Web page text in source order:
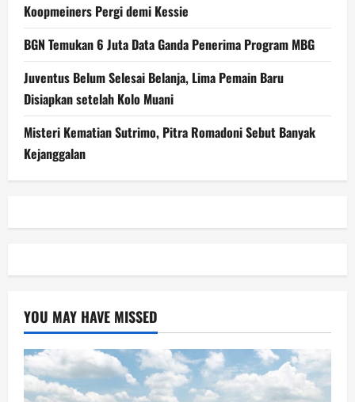
Koopmeiners Pergi demi Kessie
BGN Temukan 6 Juta Data Ganda Penerima Program MBG
Juventus Belum Selesai Belanja, Lima Pemain Baru
Disiapkan setelah Kolo Muani
Misteri Kematian Sutrimo, Pitra Romadoni Sebut Banyak
Kejanggalan
YOU MAY HAVE MISSED